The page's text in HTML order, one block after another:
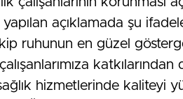
yapılan açıklamada şu
ruhunun en güzel
katkılarından
hizmetlerinde kaliteyi